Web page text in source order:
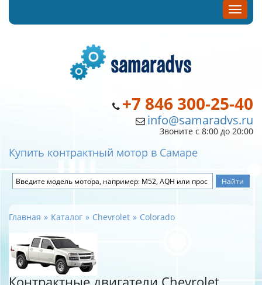
+7 846 300-25-40
info@samaradvs.ru
Звоните с 8:00 до 20:00
Купить контрактный мотор в Самаре
Главная Каталог Chevrolet Colorado